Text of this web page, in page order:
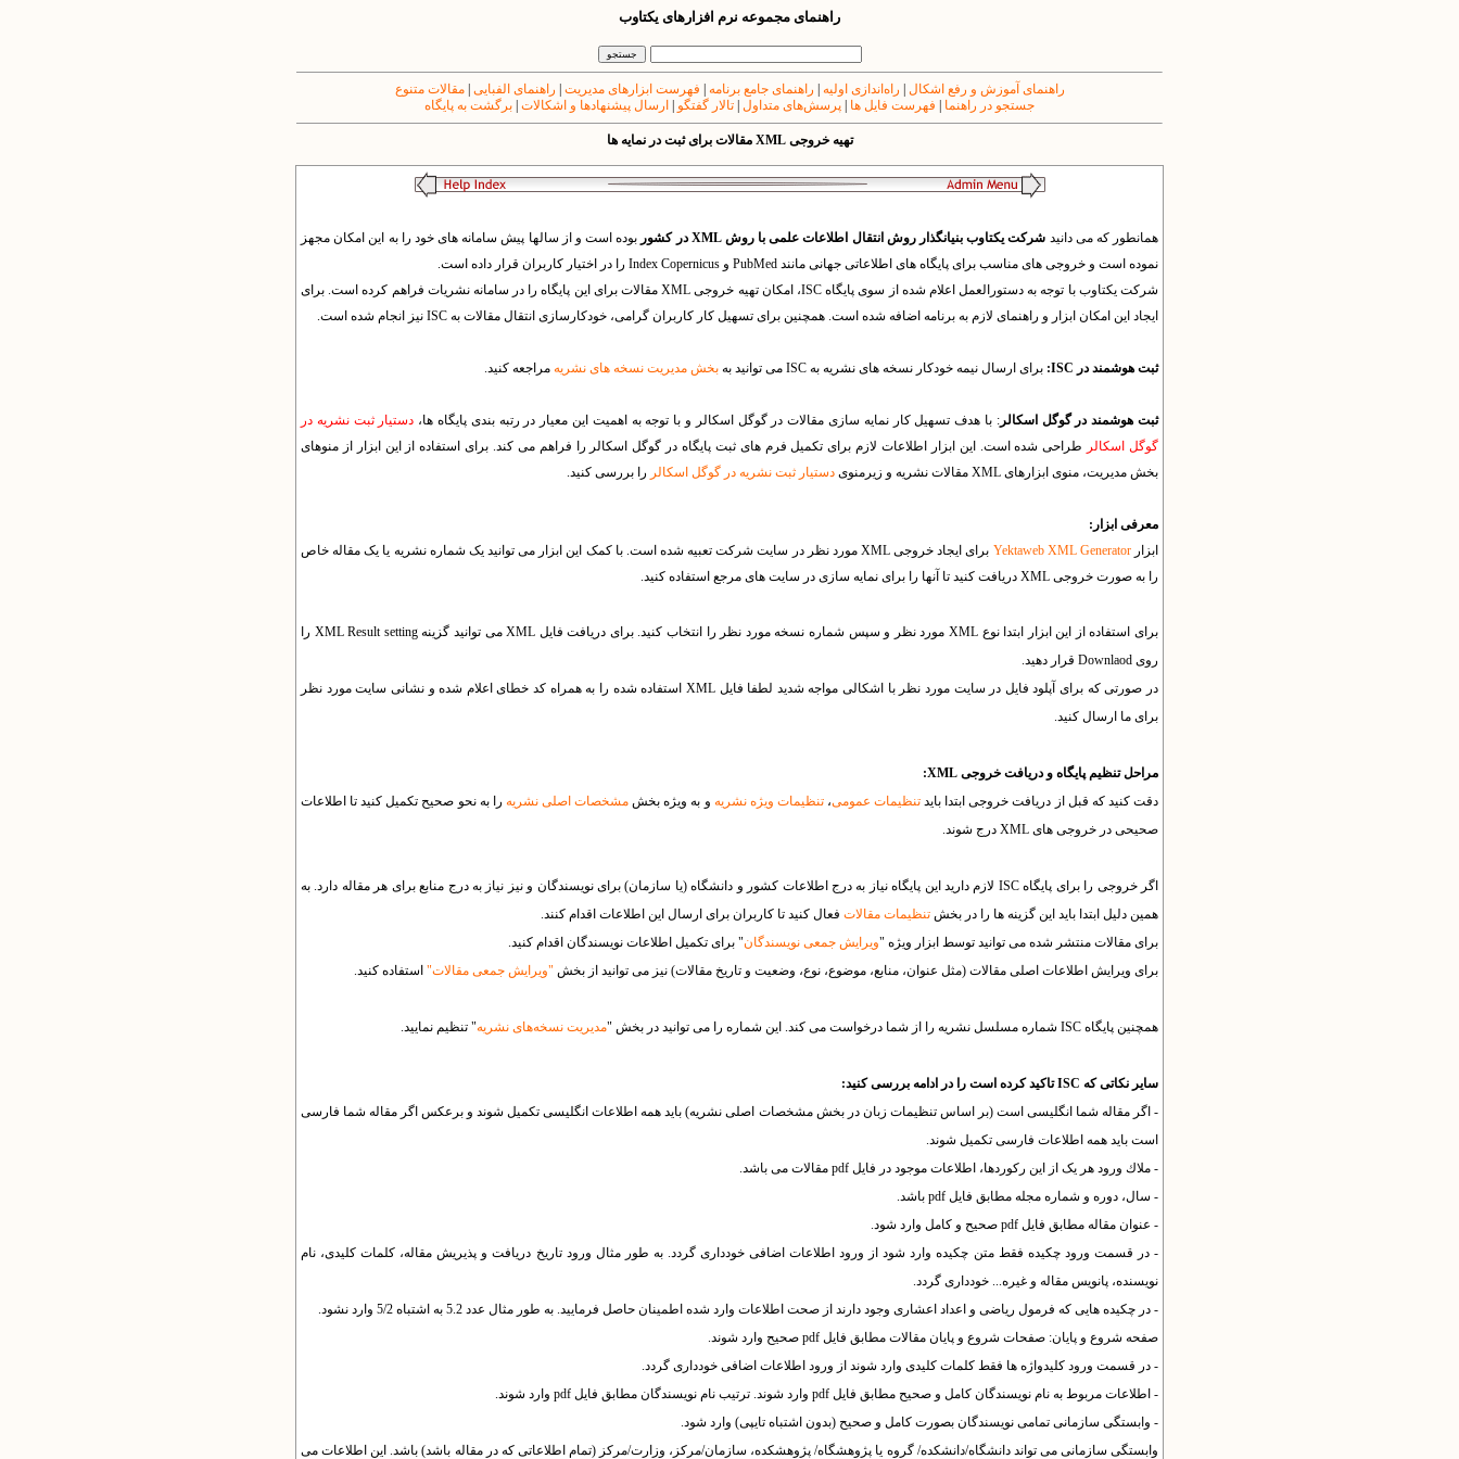
راهنمای مجموعه نرم افزارهای یکتاوب
راهنمای آموزش و رفع اشکال راه‌اندازی اولیه راهنمای جامع برنامه فهرست ابزارهای مدیریت راهنمای الفبایی |مقالات متنوع
جستجو در راهنما
فهرست فایل ها پرسش‌های متداول تالار گفتگو ارسال پیشنهادها و اشکالات برگشت به پایگاه
تهیه خروجی XML مقالات برای ثبت در نمایه ها
همانطور که می دانید شرکت یکتاوب بنیانگذار روش انتقال اطلاعات علمی با روش XML در کشور
بوده است و از سالها پیش سامانه های خود را به این امکان مجهز
نموده است و خروجی های مناسب برای پایگاه های اطلاعاتی جهانی مانند PubMed و Index Copernicus را در اختیار کاربران قرار داده است.
شرکت یکتاوب با توجه به دستورالعمل اعلام شده از سوی پایگاه ISC، امکان تهیه خروجی XML مقالات برای این پایگاه را در سامانه نشریات فراهم کرده است. برای
ایجاد این امکان ابزار و راهنمای لازم به برنامه اضافه شده است. همچنین برای تسهیل کار کاربران گرامی، خودکارسازی انتقال مقالات به ISC نیز انجام شده است.
ثبت هوشمند در ISC: برای ارسال نیمه خودکار نسخه های نشریه به ISC می توانید به بخش مدیریت نسخه های نشریه مراجعه کنید.
ثبت هوشمند در گوگل اسکالر: با هدف تسهیل کار نمایه سازی مقالات در گوگل اسکالر و با توجه به اهمیت این معیار در رتبه بندی پایگاه ها، دستیار ثبت نشریه در
گوگل اسکالر طراحی شده است. این ابزار اطلاعات لازم برای تکمیل فرم های ثبت پایگاه در گوگل اسکالر را فراهم می کند. برای استفاده از این ابزار از منوهای
بخش مدیریت، منوی ابزارهای XML مقالات نشریه و زیرمنوی
دستیار ثبت نشریه در گوگل اسکالر را بررسی کنید.
معرفی ابزار:
ابزارYektaweb XML Generator
برای ایجاد خروجی XML مورد نظر در سایت شرکت تعبیه شده است. با کمک این ابزار می توانید یک شماره نشریه یا یک مقاله خاص
را به صورت خروجی XML دریافت کنید تا آنها را برای نمایه سازی در سایت های مرجع استفاده کنید.
برای استفاده از این ابزار ابتدا نوع XML مورد نظر و سپس شماره نسخه مورد نظر را انتخاب کنید. برای دریافت فایل XML می توانید گزینه XML Result setting را
روی Downlaod قرار دهید.
در صورتی که برای آپلود فایل در سایت مورد نظر با اشکالی مواجه شدید لطفا فایل XML استفاده شده را به همراه کد خطای اعلام شده و نشانی سایت مورد نظر
برای ما ارسال کنید.
مراحل تنظیم پایگاه و دریافت خروجی XML:
دقت کنید که قبل از دریافت خروجی ابتدا بایدتنظیمات عمومی،تنظیمات ویژه نشریه و به ویژه بخش مشخصات اصلی نشریه را به نحو صحیح تکمیل کنید تا اطلاعات
صحیحی در خروجی های XML درج شوند.
اگر خروجی را برای پایگاه ISC لازم دارید این پایگاه نیاز به درج اطلاعات کشور و دانشگاه (یا سازمان) برای نویسندگان و نیز نیاز به درج منابع برای هر مقاله دارد. به
همین دلیل ابتدا باید این گزینه ها را در بخش تنظیمات مقالات فعال کنید تا کاربران برای ارسال این اطلاعات اقدام کنند.
برای مقالات منتشر شده می توانید توسط ابزار ویژه "ویرایش جمعی نویسندگان" برای تکمیل اطلاعات نویسندگان اقدام کنید.
برای ویرایش اطلاعات اصلی مقالات (مثل عنوان، منابع، موضوع، نوع، وضعیت و تاریخ مقالات) نیز می توانید از بخش "ویرایش جمعی مقالات" استفاده کنید.
همچنین پایگاه ISC شماره مسلسل نشریه را از شما درخواست می کند. این شماره را می توانید در بخش " مدیریت نسخه‌هاى نشریه" تنظیم نمایید.
سایر نکاتی که ISC تاکید کرده است را در ادامه بررسی کنید:
- اگر مقاله شما انگلیسی است (بر اساس تنظیمات زبان در بخش مشخصات اصلی نشریه) باید همه اطلاعات انگلیسی تکمیل شوند و برعکس اگر مقاله شما فارسی
است باید همه اطلاعات فارسی تکمیل شوند.
- ملاك ورود هر یک از این رکوردها، اطلاعات موجود در فایل pdf مقالات می باشد.
- سال، دوره و شماره مجله مطابق فایل pdf باشد.
- عنوان مقاله مطابق فایل pdf صحیح و کامل وارد شود.
- در قسمت ورود چکیده فقط متن چکیده وارد شود از ورود اطلاعات اضافی خودداری گردد. به طور مثال ورود تاریخ دریافت و پذیریش مقاله، کلمات کلیدی، نام
نویسنده، پانویس مقاله و غیره... خودداری گردد.
- در چکیده هایی که فرمول ریاضی و اعداد اعشاری وجود دارند از صحت اطلاعات وارد شده اطمینان حاصل فرمایید. به طور مثال عدد 5.2 به اشتباه 5/2 وارد نشود.
صفحه شروع و پایان: صفحات شروع و پایان مقالات مطابق فایل pdf صحیح وارد شوند.
- در قسمت ورود کلیدواژه ها فقط کلمات کلیدی وارد شوند از ورود اطلاعات اضافی خودداری گردد.
- اطلاعات مربوط به نام نویسندگان کامل و صحیح مطابق فایل pdf وارد شوند. ترتیب نام نویسندگان مطابق فایل pdf وارد شوند.
- وابستگی سازمانی تمامی نویسندگان بصورت کامل و صحیح (بدون اشتباه تایپی) وارد شود.
وابستگی سازمانی می تواند دانشگاه/دانشکده/ گروه یا پژوهشگاه/ پژوهشکده، سازمان/مرکز، وزارت/مرکز (تمام اطلاعاتی که در مقاله باشد) باشد. این اطلاعات می